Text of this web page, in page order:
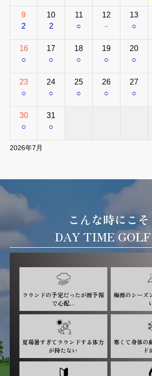
9
2
10
2
11
○
12
－
13
○
16
○
17
○
18
○
19
○
20
○
23
○
24
○
25
○
26
○
27
○
30
○
31
○
2026年7月
こんな時にこそ
DAY TIME GOLF
ラウンドの予定だったが雨予報
で心配…
梅雨のシーズ
夏場暑すぎてラウンドする体力
が持たない
寒くて身体の
ド